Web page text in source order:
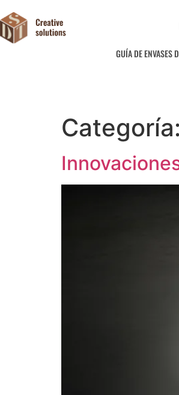
GUÍA DE ENVASES
Categoría: